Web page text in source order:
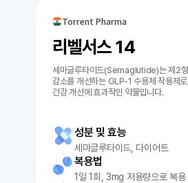
Torrent Pharma
리벨서스 14
세마글루타이드(Semaglutide)는 제2형
감소를 개선하는 GLP-1 수용체 작용제
건강 개선에 효과적인 약물입니다.
성분 및 효능
세마글루타이드, 다이어트
복용법
1일 1회, 3mg 저용량으로 복